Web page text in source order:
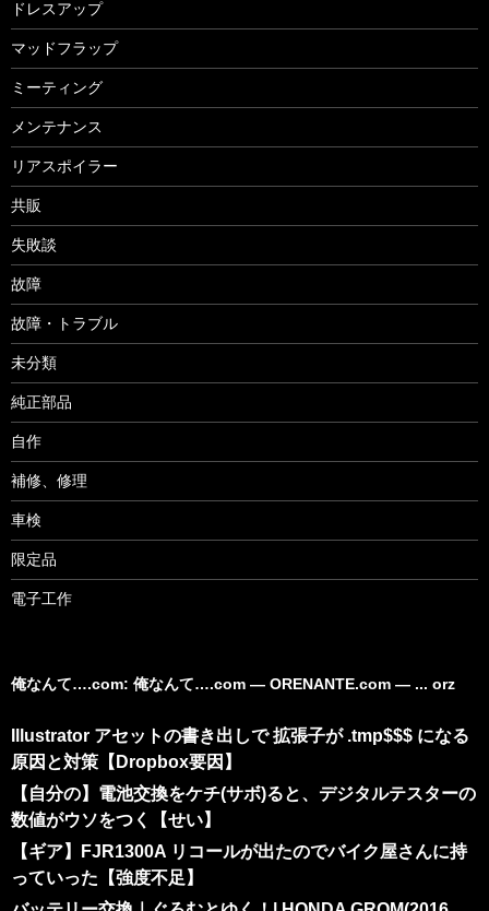
ドレスアップ
マッドフラップ
ミーティング
メンテナンス
リアスポイラー
共販
失敗談
故障
故障・トラブル
未分類
純正部品
自作
補修、修理
車検
限定品
電子工作
俺なんて….com: 俺なんて….com ― ORENANTE.com ― ... orz
Illustrator アセットの書き出しで 拡張子が .tmp$$$ になる
原因と対策【Dropbox要因】
【自分の】電池交換をケチ(サボ)ると、デジタルテスターの
数値がウソをつく【せい】
【ギア】FJR1300A リコールが出たのでバイク屋さんに持
っていった【強度不足】